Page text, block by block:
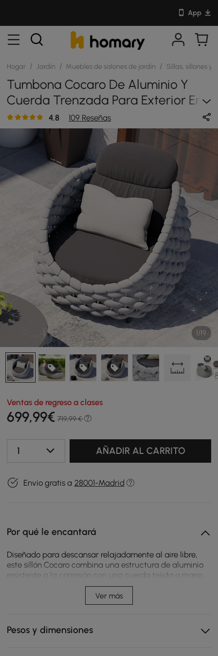
App
Hogar / Jardín / Muebles de salones de jardín / Sillas, sillones y
Tumbona Cocaro De Aluminio Y
Cuerda Trenzada Para Exterior En
Gris
4.8 109 Reseñas
1/19
Ventas de regreso a clases
699,99€ 719,99 €
1 AÑADIR AL CARRITO
Envío gratis a 28001-Madrid
Por qué le encantará
Diseñado para descansar relajadamente al aire libre,
este sillón Cocaro combina una estructura de aluminio
resistente a la corrosión con una cuerda tejida a mano.
La base fija ofrece una experiencia de asiento estable y
clásica, mientras que el cojín de felpa aporta
comodidad al patio, junto a la piscina o para tomar un
El marco de aluminio resistente a la intemperie
Ver más
Pesos y dimensiones